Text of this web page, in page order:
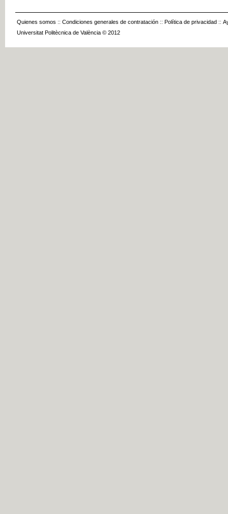
Quienes somos :: Condiciones generales de contratación :: Política de privacidad ::
Universitat Politècnica de València © 2012